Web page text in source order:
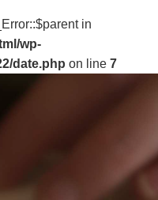
in
wp-
date.php on line 7